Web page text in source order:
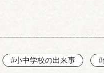
#小中学校の出来事 #